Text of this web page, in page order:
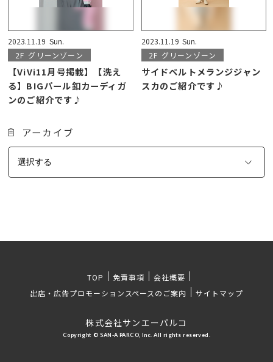
2023.11.19 Sun.
2F グリーンゾーン
【ViVi11月号掲載】【洗え
る】BIGパール釦カーディガ
ンのご紹介です♪
2023.11.19 Sun.
2F グリーンゾーン
サイドベルトメランジジャン
スカのご紹介です♪
アーカイブ
TOP 免責事項
会社概要
出店・広告プロモーションスペースのご案内
サイトマップ
株式会社サンエーパルコ
Copyright © SAN-A PARCO, Inc. All rights reserved.